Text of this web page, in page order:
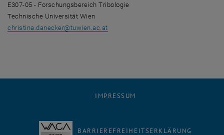
E307-05 - Forschungsbereich Tribologie
Technische Universität Wien
christina.danecker@tuwien.ac.at, öffnet eine externe URL in einem
IMPRESSUM
BARRIEREFREIHEITSERKLÄRUNG